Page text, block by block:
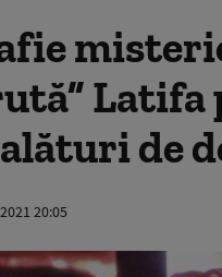
de
20:05